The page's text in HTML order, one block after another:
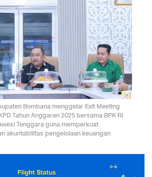
Bombana menggelar Exit Meeting
Tahun Anggaran 2025 bersama BPK RI
Tenggara guna memperkuat
akuntabilitas pengelolaan keuangan